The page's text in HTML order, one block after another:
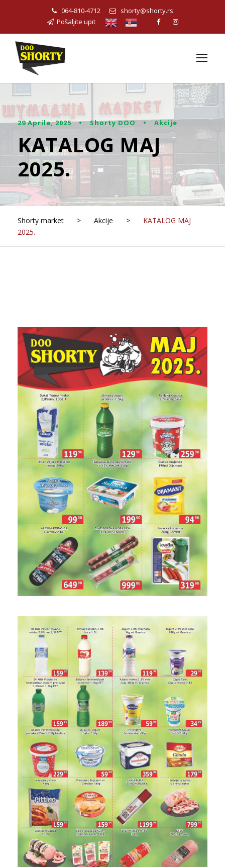
064-810-4712
shorty@shorty.rs
Pošaljite upit
29 Aprila, 2025 • Shorty DOO • Akcije
KATALOG MAJ
2025.
Shorty market > Akcije >
KATALOG MAJ
2025.